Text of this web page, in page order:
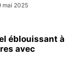
mai 2025
éblouissant à
avec